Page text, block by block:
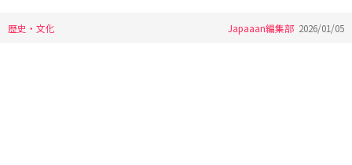
歴史・文化 Japaaan編集部 2026/01/05